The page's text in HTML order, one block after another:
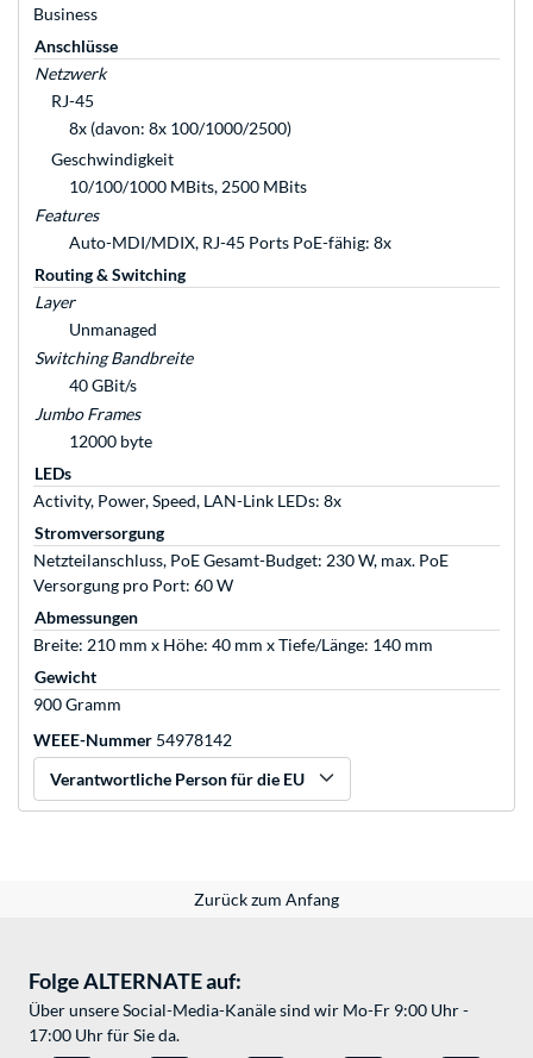
Business
Anschlüsse
Netzwerk
RJ-45
8x (davon: 8x 100/1000/2500)
Geschwindigkeit
10/100/1000 MBits, 2500 MBits
Features
Auto-MDI/MDIX, RJ-45 Ports PoE-fähig: 8x
Routing & Switching
Layer
Unmanaged
Switching Bandbreite
40 GBit/s
Jumbo Frames
12000 byte
LEDs
Activity, Power, Speed, LAN-Link LEDs: 8x
Stromversorgung
Netzteilanschluss, PoE Gesamt-Budget: 230 W, max. PoE
Versorgung pro Port: 60 W
Abmessungen
Breite: 210 mm x Höhe: 40 mm x Tiefe/Länge: 140 mm
Gewicht
900 Gramm
WEEE-Nummer 54978142
Verantwortliche Person für die EU
Zurück zum Anfang
Folge ALTERNATE auf:
Über unsere Social-Media-Kanäle sind wir Mo-Fr 9:00 Uhr -
17:00 Uhr für Sie da.